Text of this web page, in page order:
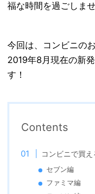
福な時間を過ごしま
今回は、コンビニの
2019年8月現在の新
す！
Contents
コンビニで買
セブン編
ファミマ編